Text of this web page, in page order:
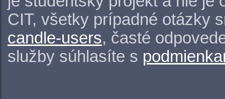
CIT, všetky prípadné otázky
candle-users, časté
služby súhlasíte s